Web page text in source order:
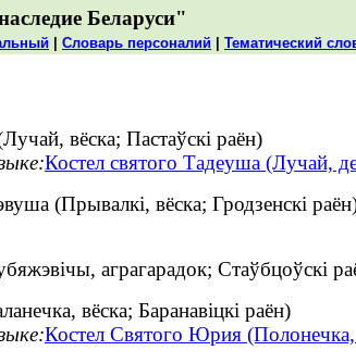
Беларуси"
Словарь персоналий Тематический
вёска; Пастаўскі раён)
Костел святого Тадеуша (Лучай,
(Прывалкі, вёска; Гродзенскі
аграгарадок; Стаўбцоўскі
вёска; Баранавіцкі раён)
Костел Святого Юрия